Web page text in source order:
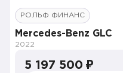
РОЛЬФ ФИНАНС
Mercedes-Benz GLC
2022
5 197 500 ₽